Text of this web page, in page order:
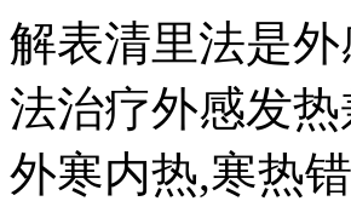
解表清里法是
法治疗外感发
外寒内热,寒热